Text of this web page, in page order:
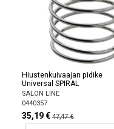
Hiustenkuivaajan pidike
Universal SPIRAL
SALON LINE
0440357
35,19 € 47,47 €